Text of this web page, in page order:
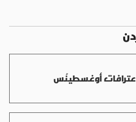
أوغسطينُس